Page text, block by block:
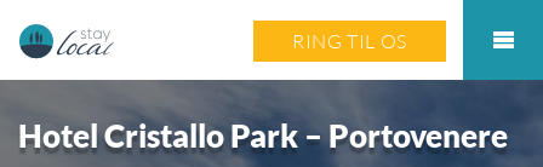
RING TIL OS
Hotel Cristallo Park – Portovenere